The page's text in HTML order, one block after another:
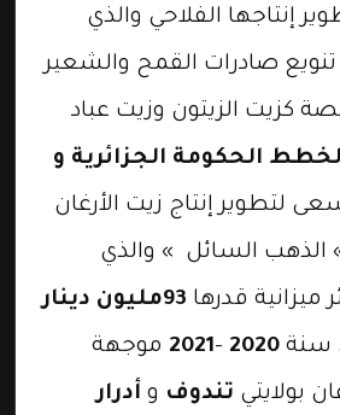
إنتاجها الفلاحي والذي
صادرات القمح والشعير
كزيت الزيتون وزيت عباد
لخطط الحكومة الجزائرية و
لتطوير إنتاج زيت الأرغان
الذهب السائل » والذي
قدرها
93مليون دينار
سنة 2020
–
2021 موجهة
بولايتي تندوف و أدرار